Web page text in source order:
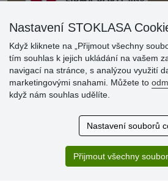
Hodnocení
zákazníků
29.7.2026
Super obchod, kvalitní zboží za
Sortiment za fajn ceny a hlavně
Nastavení STOKLASA
Když kliknete na „Přijmout všechny
tím souhlas k jejich ukládání na vašem
navigací na stránce, s analýzou využití
marketingovými snahami. Můžete to
když nám souhlas udělíte.
Nastavení souborů
Přijmout všechny